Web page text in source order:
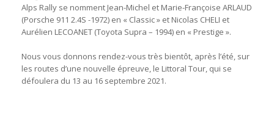
Alps Rally se nomment Jean-Michel et Marie-Françoise ARLAUD
(Porsche 911 2.4S -1972) en « Classic » et Nicolas CHELI et
Aurélien LECOANET (Toyota Supra – 1994) en « Prestige ».
Nous vous donnons rendez-vous très bientôt, après l’été, sur
les routes d’une nouvelle épreuve, le Littoral Tour, qui se
défoulera du 13 au 16 septembre 2021.